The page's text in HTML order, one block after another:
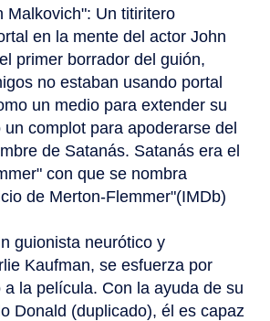
Malkovich": Un titiritero
en la mente del actor John
primer borrador del guión,
no estaban usando portal
un medio para extender su
complot para apoderarse del
de Satanás. Satanás era el
con que se nombra
de Merton-Flemmer"(IMDb)
guionista neurótico y
Kaufman, se esfuerza por
la película. Con la ayuda de su
Donald (duplicado), él es capaz